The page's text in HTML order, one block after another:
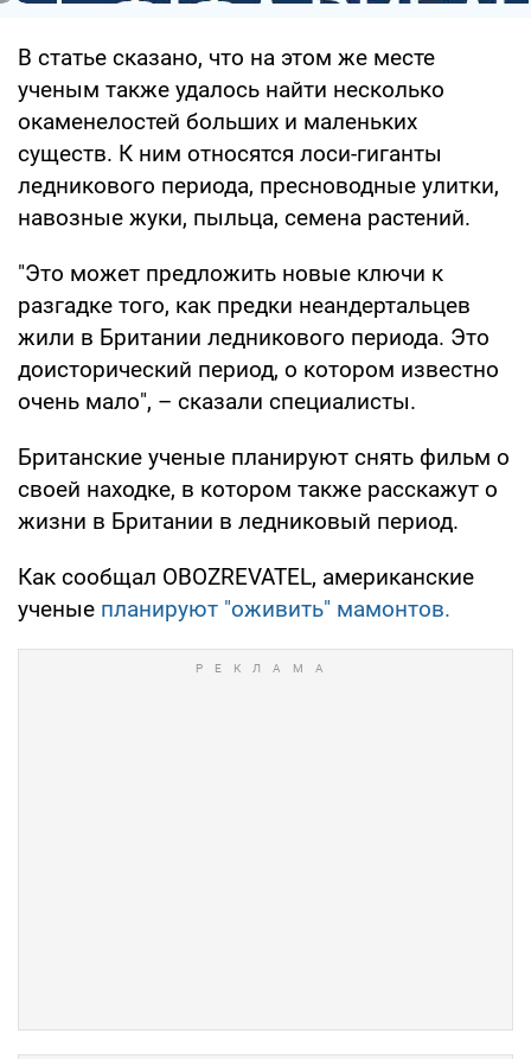
В статье сказано, что на этом же месте
ученым также удалось найти несколько
окаменелостей больших и маленьких
существ. К ним относятся лоси-гиганты
ледникового периода, пресноводные улитки,
навозные жуки, пыльца, семена растений.
"Это может предложить новые ключи к
разгадке того, как предки неандертальцев
жили в Британии ледникового периода. Это
доисторический период, о котором известно
очень мало", – сказали специалисты.
Британские ученые планируют снять фильм о
своей находке, в котором также расскажут о
жизни в Британии в ледниковый период.
Как сообщал OBOZREVATEL, американские
ученые планируют "оживить" мамонтов.